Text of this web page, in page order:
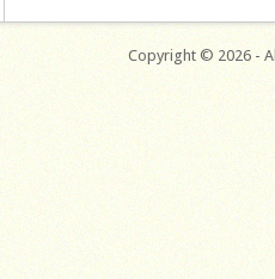
Copyright © 2026 -